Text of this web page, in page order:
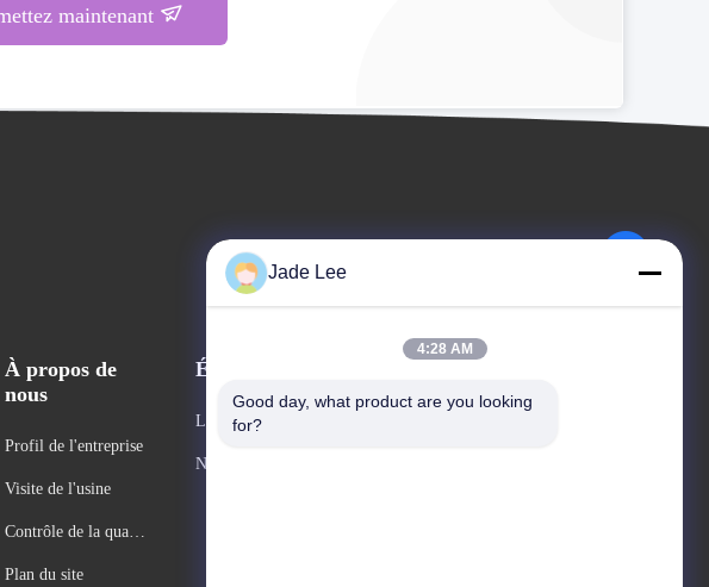
maintenant
À propos de
nous
Profil de l'entreprise
Visite de l'usine
Contrôle de la qualit
Plan du site
Événements
Les affaires
Nouvelles
Jade Lee
4:28 AM
Good day, what product are you looking
for?